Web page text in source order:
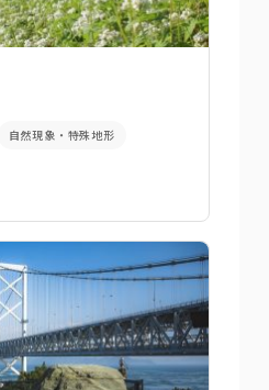
自然現象・特殊地形